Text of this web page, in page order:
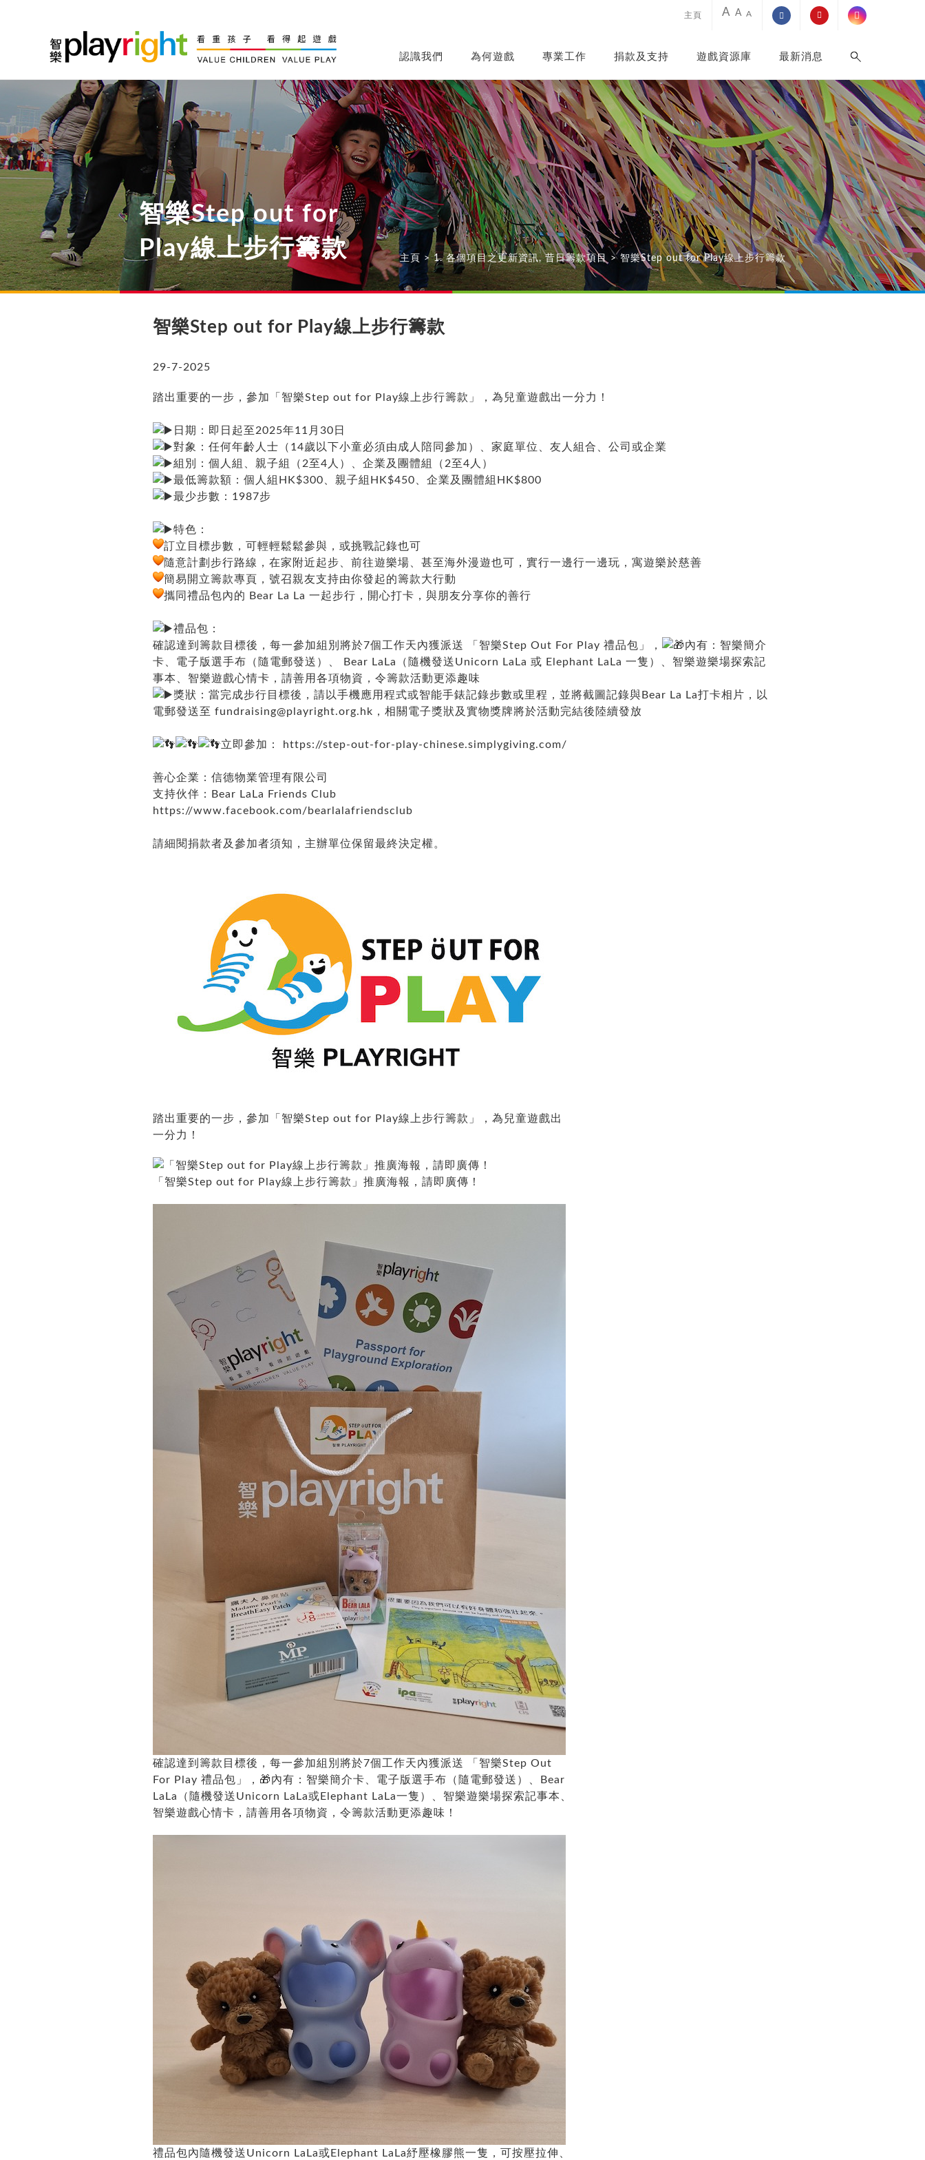
主頁 A A A
認識我們 為何遊戲 專業工作 捐款及支持 遊戲資源庫 最新消息
智樂Step out for
Play線上步行籌款
主頁 > 1. 各個項目之更新資訊,昔日籌款項目 > 智樂Step out for Play線上步行籌款
智樂Step out for Play線上步行籌款
29-7-2025
踏出重要的一步，參加「智樂Step out for Play線上步行籌款」，為兒童遊戲出一分力！
日期：即日起至2025年11月30日
對象：任何年齡人士（14歲以下小童必須由成人陪同參加）、家庭單位、友人組合、公司或企業
組別：個人組、親子組（2至4人）、企業及團體組（2至4人）
最低籌款額：個人組HK$300、親子組HK$450、企業及團體組HK$800
最少步數：1987步
特色：
訂立目標步數，可輕輕鬆鬆參與，或挑戰記錄也可
隨意計劃步行路線，在家附近起步、前往遊樂場、甚至海外漫遊也可，實行一邊行一邊玩，寓遊樂於慈善
簡易開立籌款專頁，號召親友支持由你發起的籌款大行動
攜同禮品包內的 Bear La La 一起步行，開心打卡，與朋友分享你的善行
禮品包：
確認達到籌款目標後，每一參加組別將於7個工作天內獲派送 「智樂Step Out For Play 禮品包」，
內有：智樂簡介
卡、電子版選手布（隨電郵發送）、 Bear LaLa（隨機發送Unicorn LaLa 或 Elephant LaLa 一隻）、智樂遊樂場探索記
事本、智樂遊戲心情卡，請善用各項物資，令籌款活動更添趣味
獎狀：當完成步行目標後，請以手機應用程式或智能手錶記錄步數或里程，並將截圖記錄與Bear La La打卡相片，以
電郵發送至 fundraising@playright.org.hk ，相關電子獎狀及實物獎牌將於活動完結後陸續發放
立即參加： https://step-out-for-play-chinese.simplygiving.com/
善心企業：信德物業管理有限公司
支持伙伴：Bear LaLa Friends Club
https://www.facebook.com/bearlalafriendsclub
請細閱捐款者及參加者須知，主辦單位保留最終決定權。
踏出重要的一步，參加「智樂Step out for Play線上步行籌款」，為兒童遊戲出
一分力！
「智樂Step out for Play線上步行籌款」推廣海報，請即廣傳！
確認達到籌款目標後，每一參加組別將於7個工作天內獲派送 「智樂Step Out
For Play 禮品包」，🎁內有：智樂簡介卡、電子版選手布（隨電郵發送）、Bear
LaLa（隨機發送Unicorn LaLa或Elephant LaLa一隻）、智樂遊樂場探索記事本、
智樂遊戲心情卡，請善用各項物資，令籌款活動更添趣味！
禮品包內隨機發送Unicorn LaLa或Elephant LaLa紓壓橡膠熊一隻，可按壓拉伸、